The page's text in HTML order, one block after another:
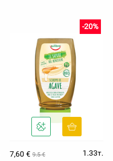
7,60 € 9.5 €
-20%
1.33т.